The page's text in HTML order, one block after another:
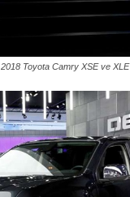
2018 Toyota Camry XSE ve XLE